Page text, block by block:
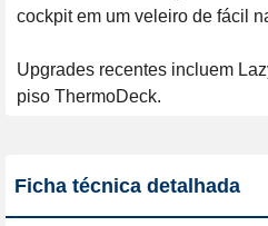
cockpit em um veleiro de fácil
Upgrades recentes incluem
piso ThermoDeck.
Ficha técnica detalhada